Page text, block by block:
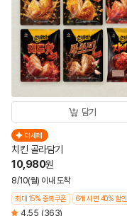
담기
더세페
치킨 골라담기
10,980원
8/10(월) 이내 도착
최대 15% 중복쿠폰 6개 사면 40% 할인
4.55 (363)